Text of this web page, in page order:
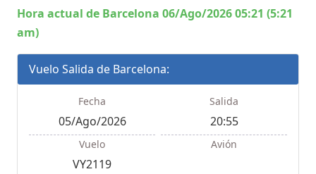
Hora actual de Barcelona 06/Ago/2026 05:21 (5:21
am)
Vuelo Salida de Barcelona:
Fecha
05/Ago/2026
Salida
20:55
Vuelo
VY2119
Avión